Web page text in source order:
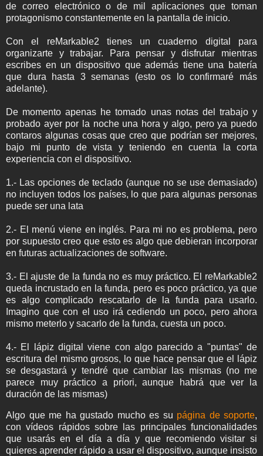
de correo electrónico o de mil aplicaciones que toman
protagonismo constantemente en la pantalla de inicio.
Con el reMarkable2 tienes un cuaderno digital para
organizarte y trabajar. Para pensar y disfrutar mientras
escribes en un dispositivo que además tiene una batería
que dura hasta 3 semanas (esto os lo confirmaré más
adelante).
De momento apenas he tomado unas notas del trabajo y
probado ayer por la noche una hora y algo, pero ya puedo
contaros algunas cosas que creo que podrían ser mejores,
bajo mi punto de vista y teniendo en cuenta la corta
experiencia con el dispositivo.
1.- Las opciones de teclado (aunque no se use demasiado)
no incluyen todos los países, lo que para algunas personas
puede ser una lata
2.- El menú viene en inglés. Para mi no es problema, pero
por supuesto creo que esto es algo que debieran incorporar
en futuras actualizaciones de software.
3.- El ajuste de la funda no es muy práctico. El reMarkable2
queda incrustado en la funda, pero es poco práctico, ya que
es algo complicado rescatarlo de la funda para usarlo.
Imagino que con el uso irá cediendo un poco, pero ahora
mismo meterlo y sacarlo de la funda, cuesta un poco.
4.- El lápiz digital viene con algo parecido a "puntas" de
escritura del mismo grosos, lo que hace pensar que el lápiz
se desgastará y tendré que cambiar las mismas (no me
parece muy práctico a priori, aunque habrá que ver la
duración de las mismas)
Algo que me ha gustado mucho es su página de soporte,
con vídeos rápidos sobre las principales funcionalidades
que usarás en el día a día y que recomiendo visitar si
quieres aprender rápido a usar el dispositivo, aunque insisto